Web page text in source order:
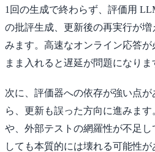
1回の生成で終わらず、評価用
の批評生成、更新後の再実行が
みます。高速なオンライン応答
まま入れると遅延が問題になりま
次に、評価器への依存が強い点
ら、更新も誤った方向に進みます
や、外部テストの網羅性が不足
しても本質的には壊れる可能性が